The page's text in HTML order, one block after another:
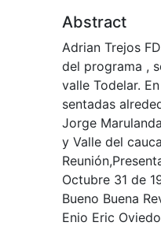
Abstract
Adrian Trejos
del programa ,
valle Todelar.
sentadas
Jorge
y Valle del
Octubre 31 de
Bueno Buena
Enio Eric